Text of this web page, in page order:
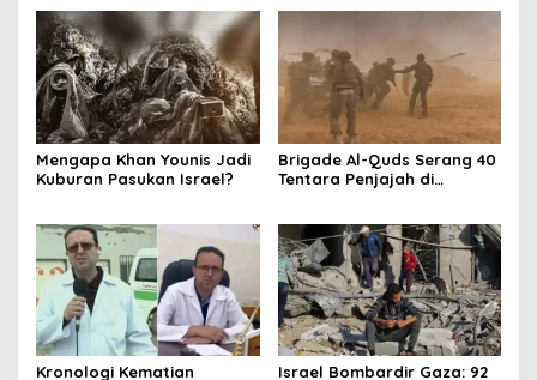
Mengapa Khan Younis Jadi
Kuburan Pasukan Israel?
Brigade Al-Quds Serang 40
Tentara Penjajah di
Kronologi Kematian Israel Bombardir Gaza: 92